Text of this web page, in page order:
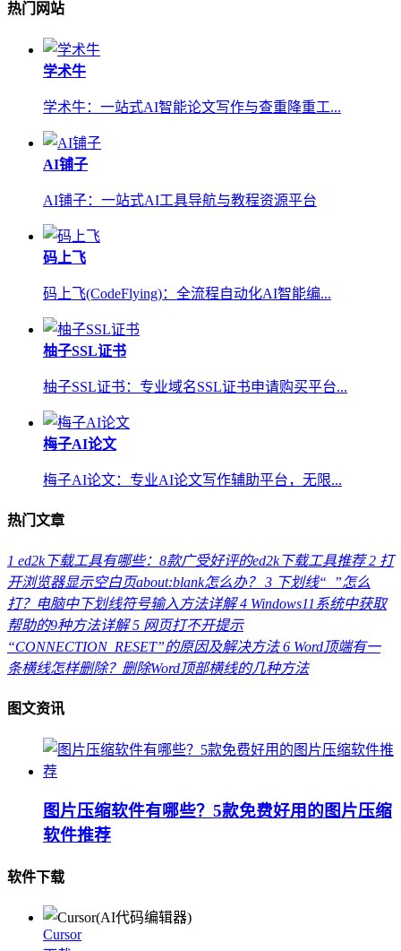
热门网站
学术牛
学术牛：一站式AI智能论文写作与查重降重工...
AI铺子
AI铺子：一站式AI工具导航与教程资源平台
码上飞
码上飞(CodeFlying)：全流程自动化AI智能编...
柚子SSL证书
柚子SSL证书：专业域名SSL证书申请购买平台...
梅子AI论文
梅子AI论文：专业AI论文写作辅助平台，无限...
热门文章
1 ed2k下载工具有哪些：8款广受好评的ed2k下载工具推荐 2 打
开浏览器显示空白页about:blank怎么办？ 3 下划线“_”怎么
打？电脑中下划线符号输入方法详解 4 Windows11系统中获取
帮助的9种方法详解 5 网页打不开提示
“CONNECTION_RESET”的原因及解决方法 6 Word顶端有一
条横线怎样删除？删除Word顶部横线的几种方法
图文资讯
图片压缩软件有哪些？5款免费好用的图片压缩
软件推荐
软件下载
Cursor